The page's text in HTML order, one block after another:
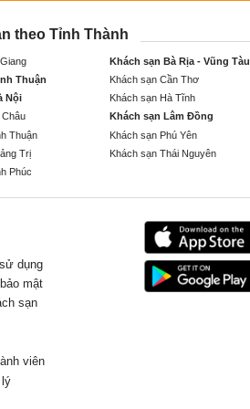
theo Tỉnh Thành
Khách sạn Bà Rịa - Vũng Tàu
Thuận
Khách sạn Cần Thơ
Nội
Khách sạn Hà Tĩnh
Châu
Khách sạn Lâm Đồng
Thuận
Khách sạn Phú Yên
Trị
Khách sạn Thái Nguyên
Phúc
dụng
mật
sạn
viên
lý